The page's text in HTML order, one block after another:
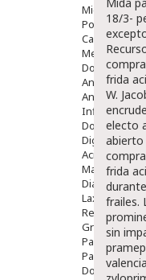
Miembro
Podología
Calzado
Dolor E
Analgésicos
Anestésicos
Inflamación
Dolor
Digestivo
Acidez,
Mala
Diarrea /
Laxantes
Resfriados
Gripe Y
Para La Tos
Para
Dolor De
18/3-
frida
W.
electo
abierto
frida
frailes.
sin